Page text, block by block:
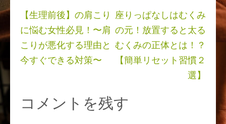
投
稿
ナ
ビ
シ
【生理前後】の肩こり
に悩む女性必見！〜肩
こりが悪化する理由と
今すぐできる対策〜
座りっぱなしはむくみ
の元！放置すると太る
むくみの正体とは！？
【簡単リセット習慣２
選】
コメントを残す